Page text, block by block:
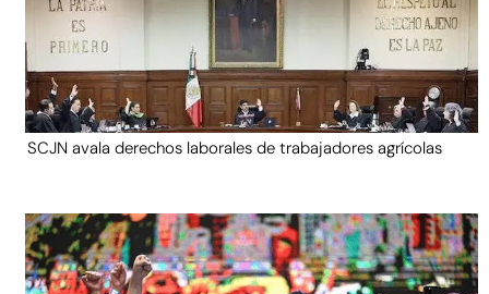
SCJN avala derechos laborales de trabajadores agrícolas